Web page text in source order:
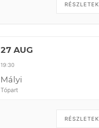
RÉSZLETEK
27 AUG
19:30
Mályi
Tópart
RÉSZLETEK